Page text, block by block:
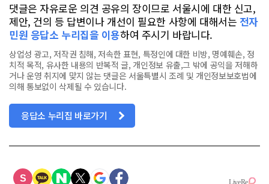
댓글은 자유로운 의견 공유의 장이므로 서울시에 대한 신고,
제안, 건의 등 답변이나 개선이 필요한 사항에 대해서는 전자
민원 응답소 누리집을 이용하여 주시기 바랍니다.
상업성 광고, 저작권 침해, 저속한 표현, 특정인에 대한 비방, 명예훼손, 정
치적 목적, 유사한 내용의 반복적 글, 개인정보 유출,그 밖에 공익을 저해하
거나 운영 취지에 맞지 않는 댓글은 서울특별시 조례 및 개인정보보호법에
의해 통보없이 삭제될 수 있습니다.
응답소 누리집 바로가기